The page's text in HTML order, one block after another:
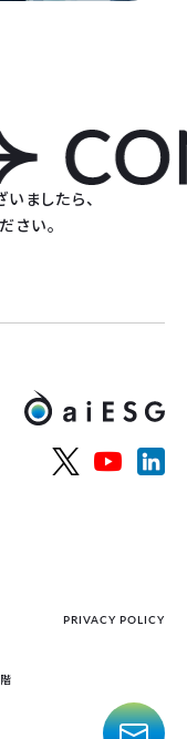
ましたら、
さい。
PRIVACY POLICY